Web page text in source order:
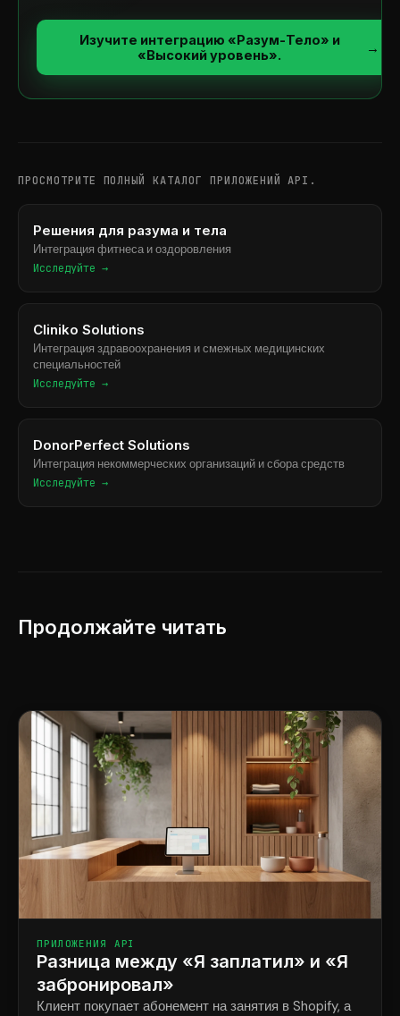
Изучите интеграцию «Разум-Тело» и
«Высокий уровень».
→
ПРОСМОТРИТЕ ПОЛНЫЙ КАТАЛОГ ПРИЛОЖЕНИЙ API.
Решения для разума и тела
Интеграция фитнеса и оздоровления
Исследуйте →
Cliniko Solutions
Интеграция здравоохранения и смежных медицинских
специальностей
Исследуйте →
DonorPerfect Solutions
Интеграция некоммерческих организаций и сбора средств
Исследуйте →
Продолжайте читать
ПРИЛОЖЕНИЯ API
Разница между «Я заплатил» и «Я
забронировал»
Клиент покупает абонемент на занятия в Shopify, а